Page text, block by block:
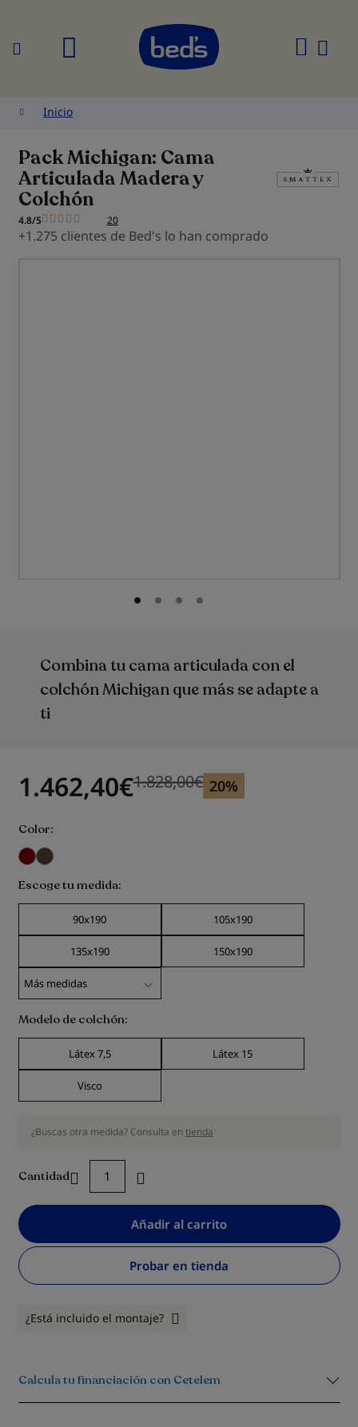
Buscar
Inicio
Pack Michigan: Cama
Articulada Madera y
Colchón
4.8/5 20
+1.275 clientes de Bed's lo han comprado
1.462,40€ Precio anterior
Precio anterior 1.828,00
1.828,00€ 20%
Color
Escoge tu medida
90x190 105x190
135x190 150x190
Modelo de colchón
Látex 7,5 Látex 15
Visco
¿Buscas otra medida? Consulta en tienda
Cantidad
Añadir al carrito
Probar en tienda
¿Está incluido el montaje?
Calcula tu financiación con Cetelem
galería
Combina tu cama articulada con el
colchón Michigan que más se adapte a
ti